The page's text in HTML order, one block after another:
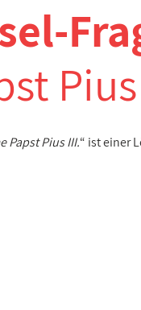
Papst Pius III.“ ist einer